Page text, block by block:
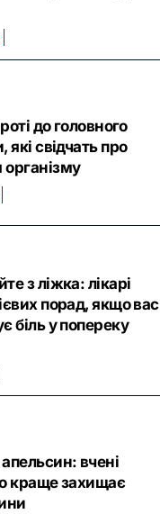
до головного
свідчать про
з ліжка: лікарі
порад, якщо вас
біль у попереку
вчені
краще захищає